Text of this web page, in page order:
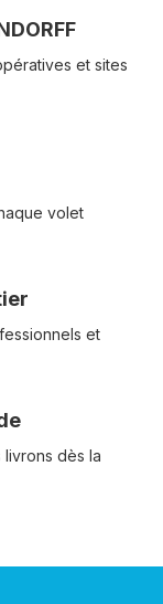
et sites
volet
et
dès la